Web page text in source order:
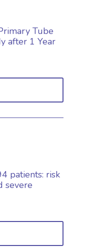
Tube
after 1 Year
patients: risk
severe